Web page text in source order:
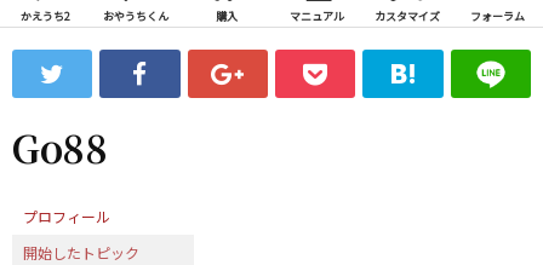
ス
ッ
わ
フ
ォ
ム
かえうち2 おやうちくん 購入 マニュアル カスタマイズ フォーラム
Go88
プロフィール
開始したトピック